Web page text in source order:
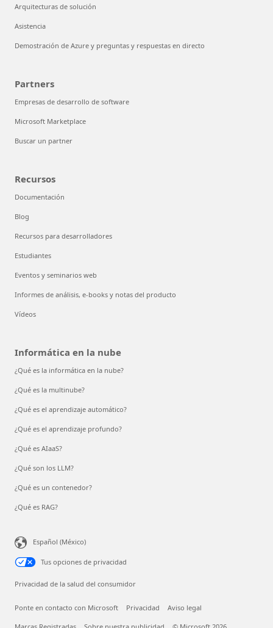
Arquitecturas de solución
Asistencia
Demostración de Azure y preguntas y respuestas en directo
Partners
Empresas de desarrollo de software
Microsoft Marketplace
Buscar un partner
Recursos
Documentación
Blog
Recursos para desarrolladores
Estudiantes
Eventos y seminarios web
Informes de análisis, e-books y notas del producto
Vídeos
Informática en la nube
¿Qué es la informática en la nube?
¿Qué es la multinube?
¿Qué es el aprendizaje automático?
¿Qué es el aprendizaje profundo?
¿Qué es AIaaS?
¿Qué son los LLM?
¿Qué es un contenedor?
¿Qué es RAG?
Español (México)
Tus opciones de privacidad
Privacidad de la salud del consumidor
Ponte en contacto con Microsoft Privacidad Aviso legal